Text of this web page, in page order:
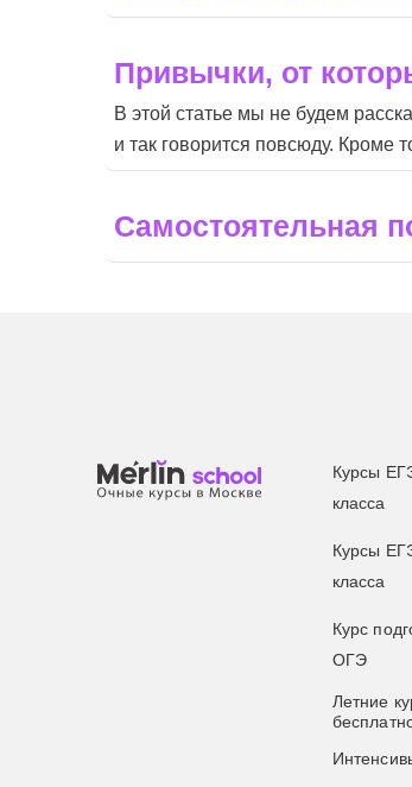
Привычки, от
В этой статье мы не будем
и так говорится повсюду. Кроме
Самостоятельная
Курсы
класса
Курсы
класса
Курс
ОГЭ
Летние